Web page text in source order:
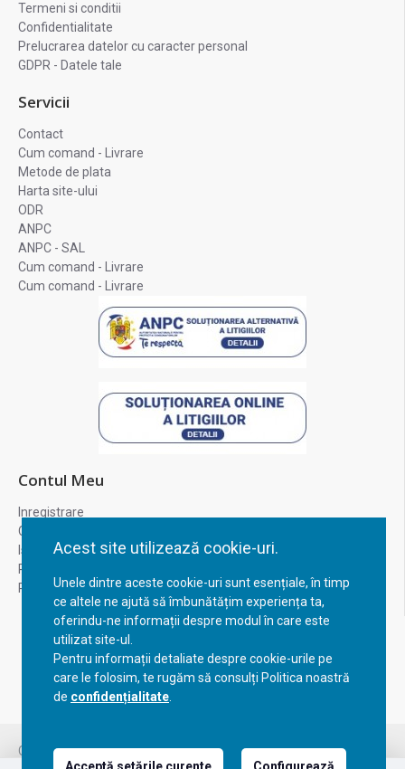
Acest site utilizează cookie-uri.
Unele dintre aceste cookie-uri sunt esențiale, în timp
ce altele ne ajută să îmbunătățim experiența ta,
oferindu-ne informații despre modul în care este
utilizat site-ul.
Pentru informații detaliate despre cookie-urile pe
care le folosim, te rugăm să consulți Politica noastră
de confidențialitate
Termeni si conditii
Confidentialitate
Prelucrarea datelor cu caracter personal
GDPR - Datele tale
Servicii
Contact
Cum comand - Livrare
Metode de plata
Harta site-ului
ODR
ANPC
ANPC - SAL
Cum comand - Livrare
Cum comand - Livrare
Contul Meu
Inregistrare
Contul meu
Istoric comenzi
Recuperare parola
Returnare produs
Copyright © 2023, BravoShop, toate drepturile rezervate!